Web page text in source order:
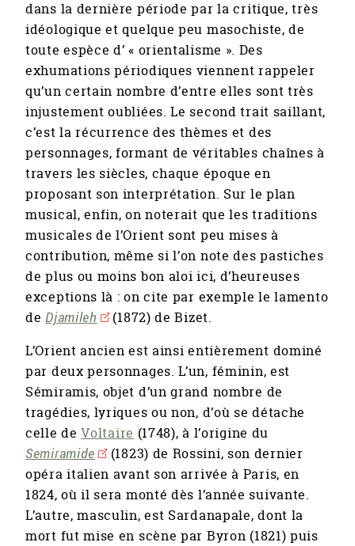
dans la dernière période par la critique, très
idéologique et quelque peu masochiste, de
toute espèce d’ « orientalisme ». Des
exhumations périodiques viennent rappeler
qu’un certain nombre d’entre elles sont très
injustement oubliées. Le second trait saillant,
c’est la récurrence des thèmes et des
personnages, formant de véritables chaînes à
travers les siècles, chaque époque en
proposant son interprétation. Sur le plan
musical, enfin, on noterait que les traditions
musicales de l’Orient sont peu mises à
contribution, même si l’on note des pastiches
de plus ou moins bon aloi ici, d’heureuses
exceptions là : on cite par exemple le lamento
deDjamileh
(1872) de Bizet.
L’Orient ancien est ainsi entièrement dominé
par deux personnages. L’un, féminin, est
Sémiramis, objet d’un grand nombre de
tragédies, lyriques ou non, d’où se détache
celle deVoltaire (1748), à l’origine du
Semiramide
(1823) de Rossini, son dernier
opéra italien avant son arrivée à Paris, en
1824, où il sera monté dès l’année suivante.
L’autre, masculin, est Sardanapale, dont la
mort fut mise en scène par Byron (1821) puis